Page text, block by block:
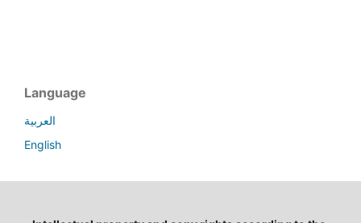
Language
العربية
English